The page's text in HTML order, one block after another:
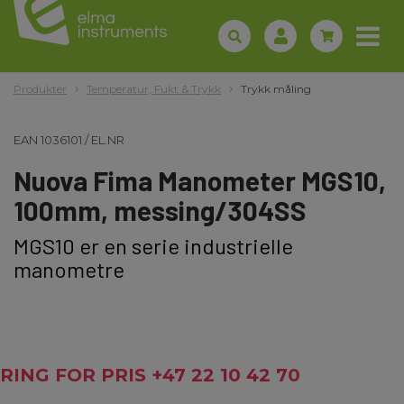
Produkter Temperatur, Fukt & Trykk Trykk måling
EAN 1036101 /EL.NR
Nuova Fima Manometer MGS10,
100mm, messing/304SS
MGS10 er en serie industrielle
manometre
RING FOR PRIS +47 22 10 42 70